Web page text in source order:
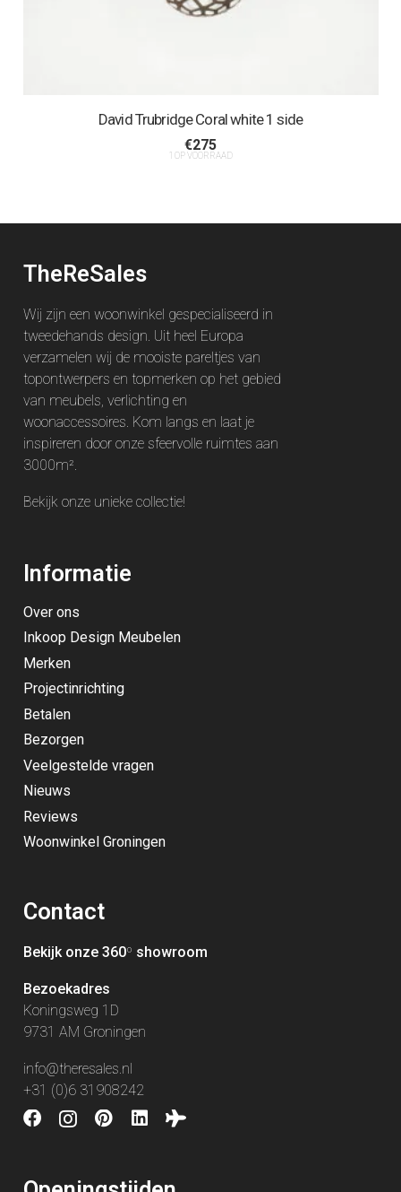
David Trubridge Coral white 1 side
€275
1 OP VOORRAAD
TheReSales
Wij zijn een woonwinkel gespecialiseerd in
tweedehands design. Uit heel Europa
verzamelen wij de mooiste pareltjes van
topontwerpers en topmerken op het gebied
van meubels, verlichting en
woonaccessoires. Kom langs en laat je
inspireren door onze sfeervolle ruimtes aan
3000m².
Bekijk onze unieke collectie!
Informatie
Over ons
Inkoop Design Meubelen
Merken
Projectinrichting
Betalen
Bezorgen
Veelgestelde vragen
Nieuws
Reviews
Woonwinkel Groningen
Contact
Bekijk onze 360º showroom
Bezoekadres
Koningsweg 1D
9731 AM Groningen
info@theresales.nl
+31 (0)6 31908242